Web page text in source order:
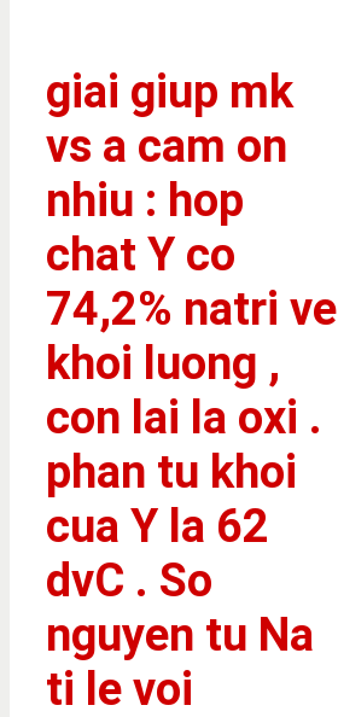
giai giup mk
vs a cam on
nhiu : hop
chat Y co
74,2% natri ve
khoi luong ,
con lai la oxi .
phan tu khoi
cua Y la 62
dvC . So
nguyen tu Na
ti le voi